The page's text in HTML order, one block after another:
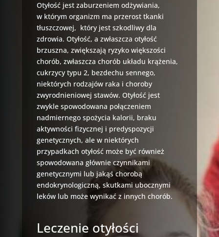
Otyłość jest zaburzeniem odżywiania,
w którym organizm ma przerost tkanki
tłuszczowej, który jest szkodliwy dla
zdrowia. Otyłość, a zwłaszcza otyłość
brzuszna, zwiększają ryzyko większości
chorób, zwłaszcza chorób układu krążenia,
cukrzycy typu 2, bezdechu sennego,
niektórych rodzajów raka i choroby
zwyrodnieniowej stawów. Otyłość jest
zwykle spowodowana połączeniem
nadmiernego spożycia kalorii, braku
aktywności fizycznej i predyspozycji
genetycznych, ale w niektórych
przypadkach otyłość może być również
spowodowana głównie czynnikami
genetycznymi lub jakąś chorobą
endokrynologiczną, skutkami ubocznymi
leków lub może wynikać z innych chorób.
Leczenie otyłości